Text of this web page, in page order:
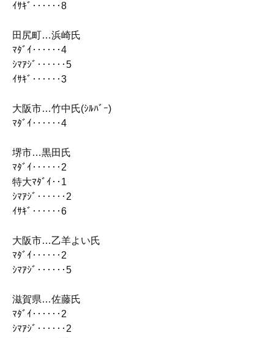
ｲｻｷﾞ‥‥‥8
田尻町…浜崎氏
ﾏﾀﾞｲ‥‥‥4
ｼﾏｱｼﾞ‥‥‥5
ｲｻｷﾞ‥‥‥3
大阪市…竹中氏(ｼﾙﾊﾞｰ)
ﾏﾀﾞｲ‥‥‥4
堺市…黒田氏
ﾏﾀﾞｲ‥‥‥2
特大ﾏﾀﾞｲ‥1
ｼﾏｱｼﾞ‥‥‥2
ｲｻｷﾞ‥‥‥6
大阪市…乙羊よい氏
ﾏﾀﾞｲ‥‥‥2
ｼﾏｱｼﾞ‥‥‥5
滋賀県…佐藤氏
ﾏﾀﾞｲ‥‥‥2
ｼﾏｱｼﾞ‥‥‥2